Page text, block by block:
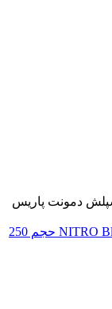
دمونت پاریس